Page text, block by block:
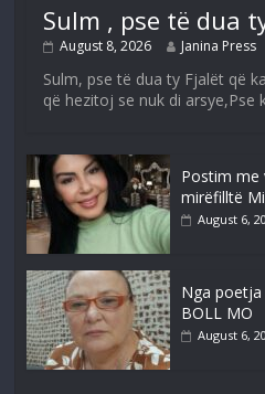
Sulm , pse të dua
August 8, 2026 Janina Press
Sulm, pse të dua ty Fjalët që
që hezitoj se nuk di arsye,Pse
Postim me
mirëfilltë
August 6,
Nga poetja
BOLL MO
August 6,